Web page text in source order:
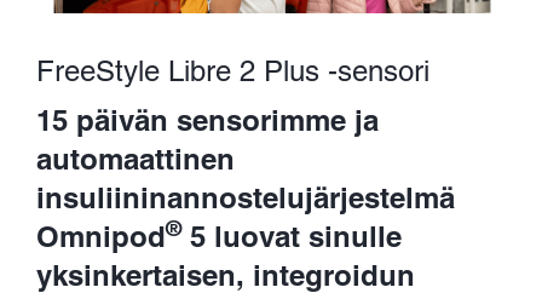
FreeStyle Libre 2 Plus -sensori
15 päivän sensorimme ja
automaattinen
insuliininannostelujärjestelmä
Omnipod®5 luovat sinulle
yksinkertaisen, integroidun